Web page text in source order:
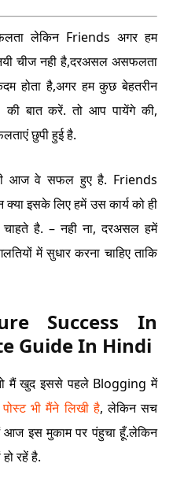
लेकिन Friends अगर हम
चीज नही है,दरअसल असफलता
होता है,अगर हम कुछ बेहतरीन
बात करें. तो आप पायेंगे की,
छुपी हुई है.
आज वे सफल हुए है. Friends
क्या इसके लिए हमें उस कार्य को ही
है. – नही ना,दरअसल हमें
में सुधार करना चाहिए ताकि
Success In
Guide In Hindi
मैं खुद इससे पहले Blogging में
भी मैंने लिखी है, लेकिन सच
आज इस मुकाम पर पंहुचा हूँ.लेकिन
रहें है.